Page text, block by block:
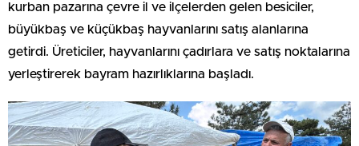
kurban pazarına çevre il ve ilçelerden gelen besiciler,
büyükbaş ve küçükbaş hayvanlarını satış alanlarına
getirdi. Üreticiler, hayvanlarını çadırlara ve satış noktalarına
yerleştirerek bayram hazırlıklarına başladı.